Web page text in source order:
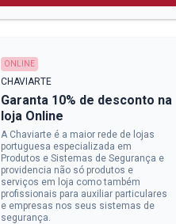
ONLINE
CHAVIARTE
Garanta 10% de desconto na
loja Online
A Chaviarte é a maior rede de lojas
portuguesa especializada em
Produtos e Sistemas de Segurança e
providencia não só produtos e
serviços em loja como também
profissionais para auxiliar particulares
e empresas nos seus sistemas de
segurança.